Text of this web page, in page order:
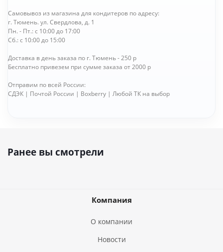
Самовывоз из магазина для кондитеров по адресу:
г. Тюмень. ул. Свердлова, д. 1
Пн. - Пт.: с 10:00 до 17:00
Сб.: с 10:00 до 15:00
Доставка в день заказа по г. Тюмень - 250 р
Бесплатно привезем при сумме заказа от 2000 р
Отправим по всей России:
СДЭК | Почтой России | Boxberry | Любой ТК на выбор
Ранее вы смотрели
Компания
О компании
Новости